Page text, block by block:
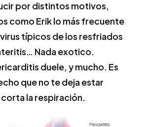
por distintos motivos,
como Erik lo más frecuente
típicos de los resfriados
Nada exotico.
duele, y mucho. Es
que no te deja estar
la respiración.